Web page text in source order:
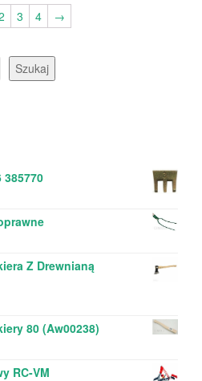
3 4
→
Szukaj
385770
Z Drewnianą
80 (Aw00238)
RC-VM